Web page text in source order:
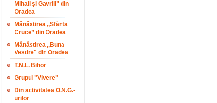
Mihail și Gavriil” din
Oradea
Mănăstirea ,,Sfânta
Cruce” din Oradea
Mănăstirea ,,Buna
Vestire" din Oradea
T.N.L. Bihor
Grupul "Vivere"
Din activitatea O.N.G.-
urilor